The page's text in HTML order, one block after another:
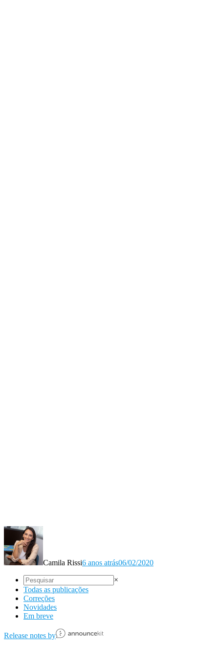
Camila Rissi6 anos atrás06/02/2020
×
Todas as publicações
Correções
Novidades
Em breve
Release notes by